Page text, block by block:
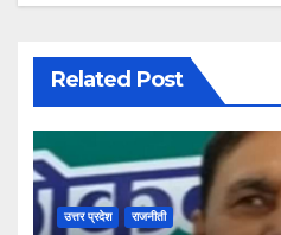
Related Post
उत्तर प्रदेश राजनीती